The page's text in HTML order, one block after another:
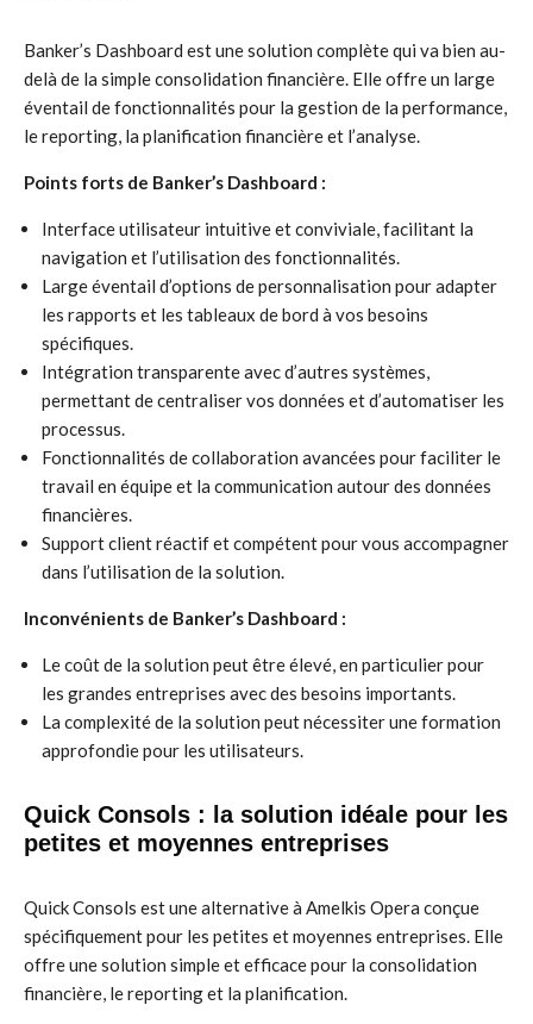
Banker’s Dashboard est une solution complète qui va bien au-
delà de la simple consolidation financière. Elle offre un large
éventail de fonctionnalités pour la gestion de la performance,
le reporting, la planification financière et l’analyse.
Points forts de Banker’s Dashboard :
Interface utilisateur intuitive et conviviale, facilitant la
navigation et l’utilisation des fonctionnalités.
Large éventail d’options de personnalisation pour adapter
les rapports et les tableaux de bord à vos besoins
spécifiques.
Intégration transparente avec d’autres systèmes,
permettant de centraliser vos données et d’automatiser les
processus.
Fonctionnalités de collaboration avancées pour faciliter le
travail en équipe et la communication autour des données
financières.
Support client réactif et compétent pour vous accompagner
dans l’utilisation de la solution.
Inconvénients de Banker’s Dashboard :
Le coût de la solution peut être élevé, en particulier pour
les grandes entreprises avec des besoins importants.
La complexité de la solution peut nécessiter une formation
approfondie pour les utilisateurs.
Quick Consols : la solution idéale pour les
petites et moyennes entreprises
Quick Consols est une alternative à Amelkis Opera conçue
spécifiquement pour les petites et moyennes entreprises. Elle
offre une solution simple et efficace pour la consolidation
financière, le reporting et la planification.